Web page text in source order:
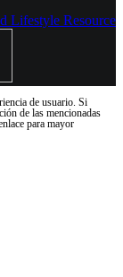
de usuario. Si
de las mencionadas
para mayor